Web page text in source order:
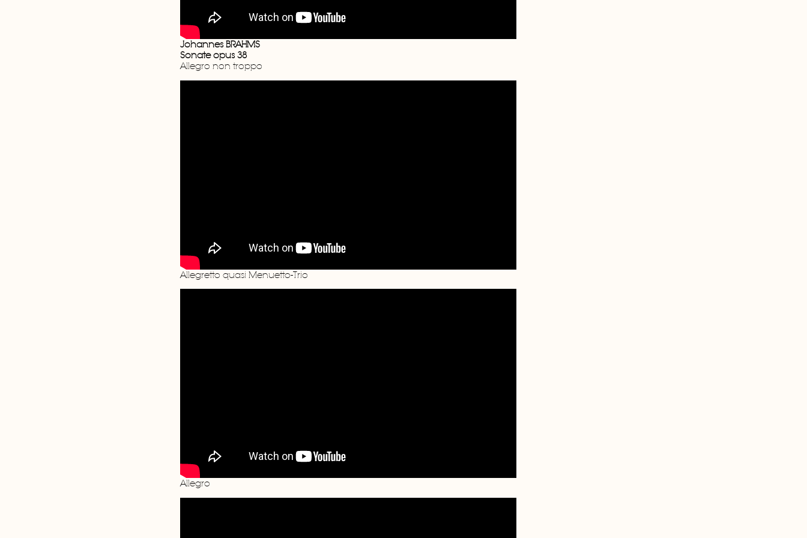
Johannes BRAHMS
Sonate opus 38
Allegro non troppo
Allegretto quasi Menuetto-Trio
Allegro